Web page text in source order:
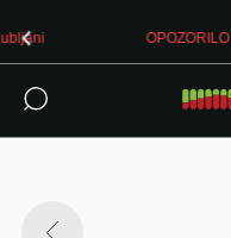
OPOZORILO (7.8.2026):